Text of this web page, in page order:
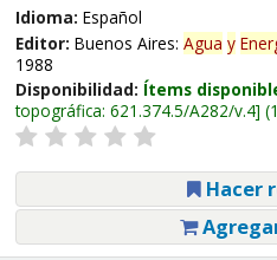
Idioma: Español
Editor: Buenos Aires: Agua y
1988
Disponibilidad: Ítems
topográfica: 621.374.5/A282/v.4
Hacer